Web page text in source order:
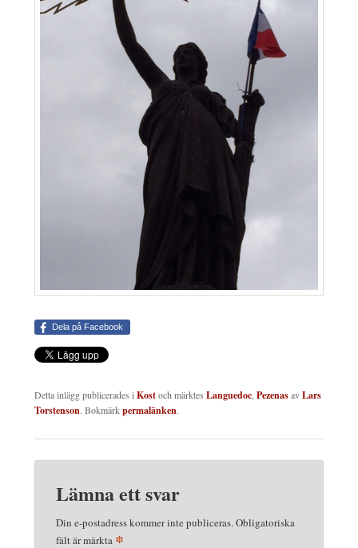
Dela på Facebook
Detta inlägg publicerades i Kostoch märktes Languedoc PezenasavLars
Torstenson. Bokmärkpermalänken.
Lämna ett svar
Din e-postadress kommer inte publiceras.Obligatoriska
fält är märkta *